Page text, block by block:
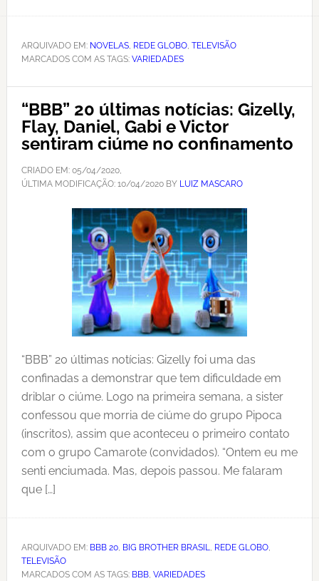
ARQUIVADO EM: NOVELAS, REDE GLOBO, TELEVISÃO
MARCADOS COM AS TAGS: VARIEDADES
“BBB” 20 últimas notícias: Gizelly,
Flay, Daniel, Gabi e Victor
sentiram ciúme no confinamento
CRIADO EM: 05/04/2020,
ÚLTIMA MODIFICAÇÃO: 10/04/2020BY LUIZ MASCARO
“BBB” 20 últimas notícias: Gizelly foi uma das
confinadas a demonstrar que tem dificuldade em
driblar o ciúme. Logo na primeira semana, a sister
confessou que morria de ciúme do grupo Pipoca
(inscritos), assim que aconteceu o primeiro contato
com o grupo Camarote (convidados). “Ontem eu me
senti enciumada. Mas, depois passou. Me falaram
que […]
ARQUIVADO EM: BBB 20, BIG BROTHER BRASIL, REDE GLOBO,
TELEVISÃO
MARCADOS COM AS TAGS: BBB, VARIEDADES